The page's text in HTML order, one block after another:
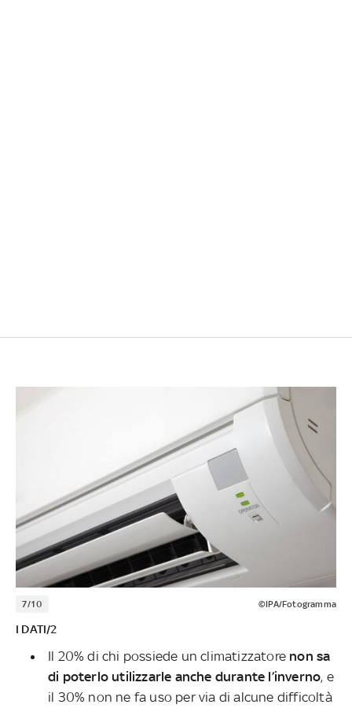
7/10 ©IPA/Fotogramma
I DATI/2
Il 20% di chi possiede un climatizzatore non sa
di poterlo utilizzarle anche durante l’inverno, e
il 30% non ne fa uso per via di alcune difficoltà